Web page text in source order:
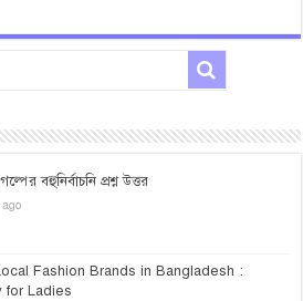
বহুনির্বাচনি প্রশ্ন উত্তর
Fashion Brands in Bangladesh :
for Ladies